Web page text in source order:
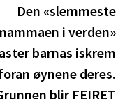
Den «slemmeste
i verden»
barnas iskrem
øynene deres.
blir FEIRET